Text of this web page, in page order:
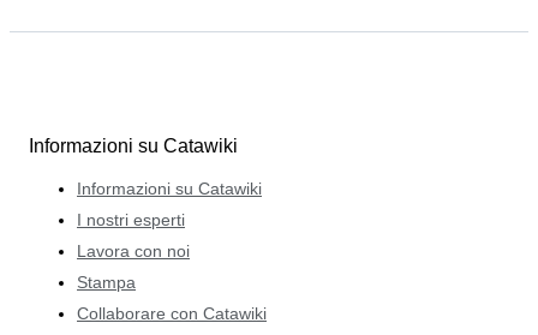
Informazioni su Catawiki
Informazioni su Catawiki
I nostri esperti
Lavora con noi
Stampa
Collaborare con Catawiki